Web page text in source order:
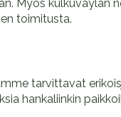
Myös kulkuväylän
toimitusta.
tarvittavat
hankaliinkin